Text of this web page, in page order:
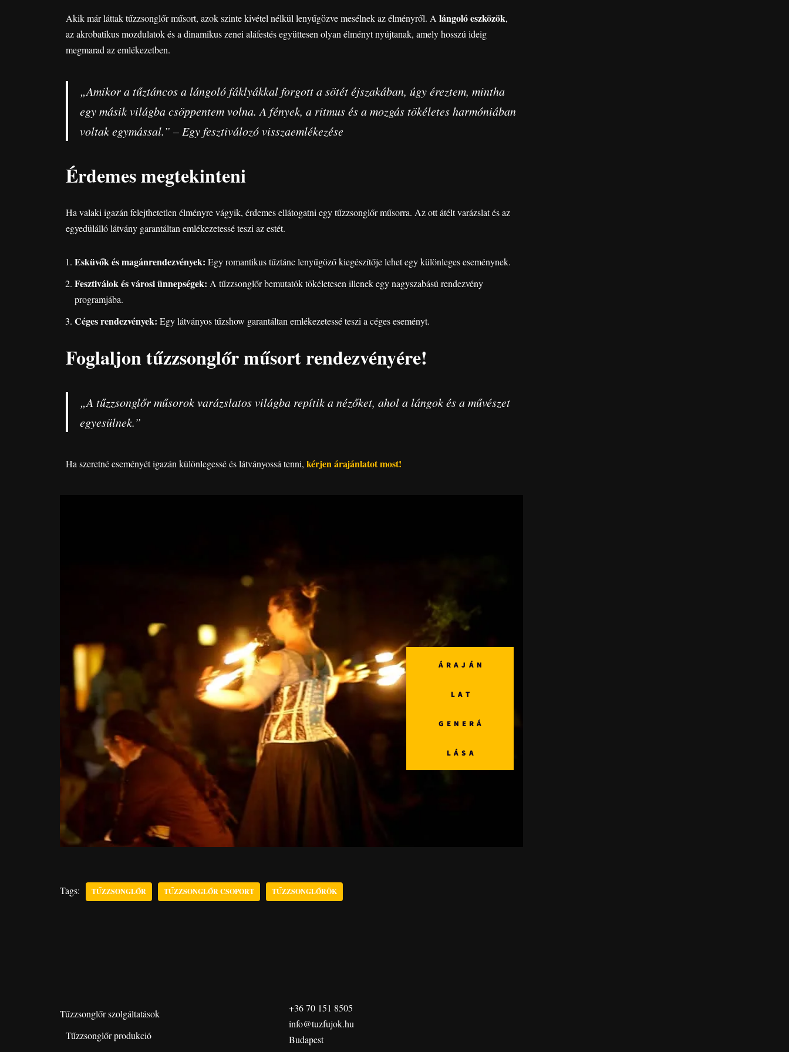
Akik már láttak tűzzsonglőr műsort, azok szinte kivétel nélkül lenyűgözve mesélnek az élményről. A lángoló eszközök,
az akrobatikus mozdulatok és a dinamikus zenei aláfestés együttesen olyan élményt nyújtanak, amely hosszú ideig
megmarad az emlékezetben.
„Amikor a tűztáncos a lángoló fáklyákkal forgott a sötét éjszakában, úgy éreztem, mintha
egy másik világba csöppentem volna. A fények, a ritmus és a mozgás tökéletes harmóniában
voltak egymással.” – Egy fesztiválozó visszaemlékezése
Érdemes megtekinteni
Ha valaki igazán felejthetetlen élményre vágyik, érdemes ellátogatni egy tűzzsonglőr műsorra. Az ott átélt varázslat és az
egyedülálló látvány garantáltan emlékezetessé teszi az estét.
Esküvők és magánrendezvények: Egy romantikus tűztánc lenyűgöző kiegészítője lehet egy különleges eseménynek.
Fesztiválok és városi ünnepségek: A tűzzsonglőr bemutatók tökéletesen illenek egy nagyszabású rendezvény
programjába.
Céges rendezvények: Egy látványos tűzshow garantáltan emlékezetessé teszi a céges eseményt.
Foglaljon tűzzsonglőr műsort rendezvényére!
„A tűzzsonglőr műsorok varázslatos világba repítik a nézőket, ahol a lángok és a művészet
egyesülnek.”
Ha szeretné eseményét igazán különlegessé és látványossá tenni, kérjen árajánlatot most!
ÁRAJÁN
LAT
GENERÁ
LÁSA
Tags: TŰZZSONGLŐR TŰZZSONGLŐR CSOPORT TŰZZSONGLŐRÖK
Tűzzsonglőr szolgáltatások
Tűzzsonglőr produkció
+36 70 151 8505
info@tuzfujok.hu
Budapest